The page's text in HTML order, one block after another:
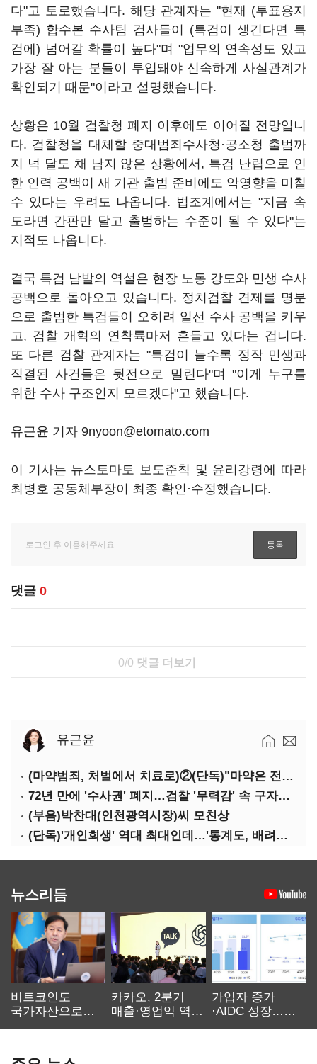
다"고 토로했습니다. 해당 관계자는 "현재 (투표용지
부족) 합수본 수사팀 검사들이 (특검이 생긴다면 특
검에) 넘어갈 확률이 높다"며 "업무의 연속성도 있고
가장 잘 아는 분들이 투입돼야 신속하게 사실관계가
확인되기 때문"이라고 설명했습니다.
상황은 10월 검찰청 폐지 이후에도 이어질 전망입니
다. 검찰청을 대체할 중대범죄수사청·공소청 출범까
지 넉 달도 채 남지 않은 상황에서, 특검 난립으로 인
한 인력 공백이 새 기관 출범 준비에도 악영향을 미칠
수 있다는 우려도 나옵니다. 법조계에서는 "지금 속
도라면 간판만 달고 출범하는 수준이 될 수 있다"는
지적도 나옵니다.
결국 특검 남발의 역설은 현장 노동 강도와 민생 수사
공백으로 돌아오고 있습니다. 정치검찰 견제를 명분
으로 출범한 특검들이 오히려 일선 수사 공백을 키우
고, 검찰 개혁의 연착륙마저 흔들고 있다는 겁니다.
또 다른 검찰 관계자는 "특검이 늘수록 정작 민생과
직결된 사건들은 뒷전으로 밀린다"며 "이게 누구를
위한 수사 구조인지 모르겠다"고 했습니다.
유근윤 기자 9nyoon@etomato.com
이 기사는 뉴스토마토 보도준칙 및 윤리강령에 따라
최병호 공동체부장이 최종 확인·수정했습니다.
댓글 0
0/0 댓글 더보기
유근윤
(마약범죄, 처벌에서 치료로)②(단독)"마약은 전염병…여성 맞춤형 재활과정 개발 중"
72년 만에 '수사권' 폐지…검찰 '무력감' 속 구자현 사의
(부음)박찬대(인천광역시장)씨 모친상
(단독)'개인회생' 역대 최대인데…'통계도, 배려도' 없는 사법부
뉴스리듬
비트코인도
국가자산으로…'
카카오, 2분기
매출·영업익 역대
가입자 증가
·AIDC 성장…